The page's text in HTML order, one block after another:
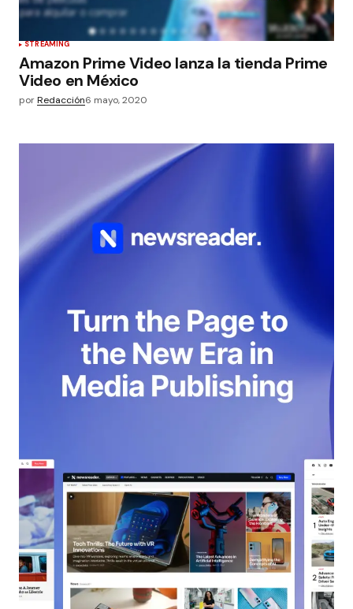
STREAMING
Amazon Prime Video lanza la tienda Prime
Video en México
porRedacción6 mayo, 2020